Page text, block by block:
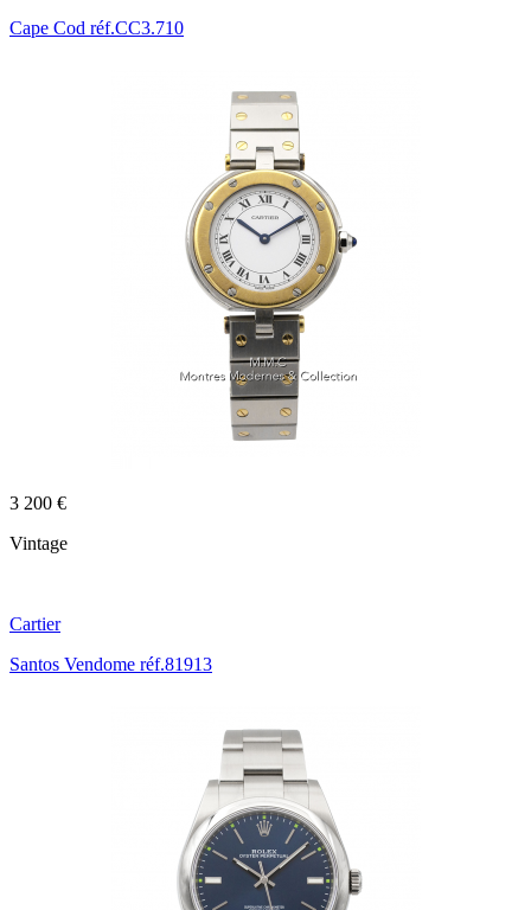
Cape Cod réf.CC3.710
3 200 €
Vintage
Cartier
Santos Vendome réf.81913